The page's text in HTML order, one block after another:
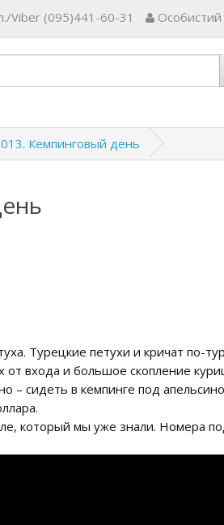
Viber (095)441-60-31 Особистий
Кемпинговый день
Турецкие петухи и кричат по-
от входа и большое скопление
– сидеть в кемпинге под
который мы уже знали. Номера